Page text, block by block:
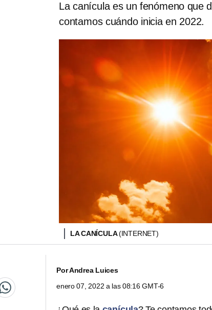
La canícula es un fenómeno que
contamos cuándo inicia en 2022.
LA CANÍCULA(INTERNET)
PorAndrea Luices
enero 07, 2022 a las 08:16 GMT-6